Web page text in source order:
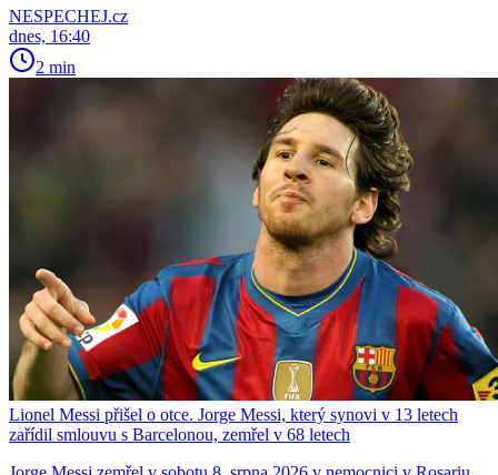
NESPECHEJ.cz
dnes, 16:40
2 min
Lionel Messi přišel o otce. Jorge Messi, který synovi v 13 letech
zařídil smlouvu s Barcelonou, zemřel v 68 letech